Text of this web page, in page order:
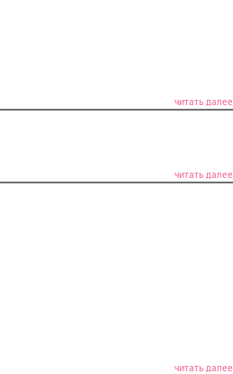
читать далее
читать далее
читать далее